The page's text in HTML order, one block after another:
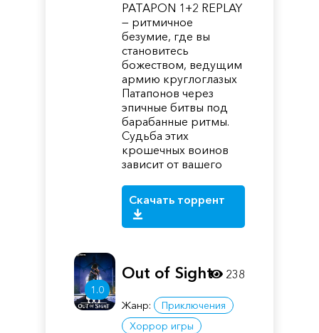
PATAPON 1+2 REPLAY
— ритмичное
безумие, где вы
становитесь
божеством, ведущим
армию круглоглазых
Патапонов через
эпичные битвы под
барабанные ритмы.
Судьба этих
крошечных воинов
зависит от вашего
Скачать торрент
1.0
Out of Sight
Жанр:
Приключения
Хоррор игры
238